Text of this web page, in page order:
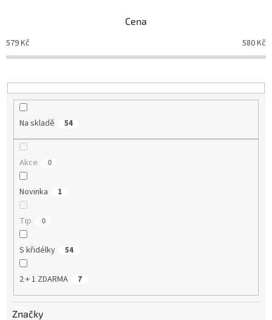
o
d
k
t
Cena
579Kč 580Kč
Na skladě 54
Akce 0
Novinka 1
Tip 0
S křidélky 54
2 + 1 ZDARMA 7
Značky